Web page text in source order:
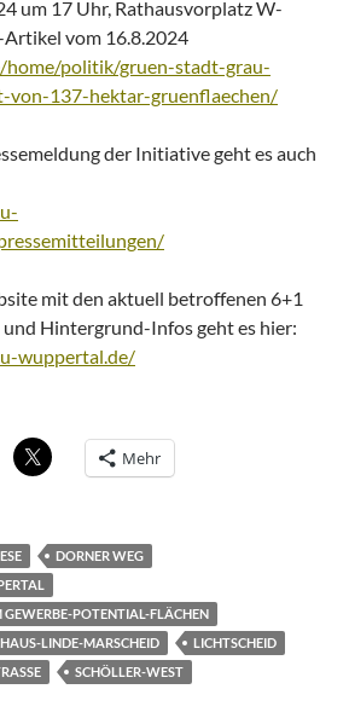
um 17 Uhr, Rathausvorplatz W-
Artikel vom 16.8.2024
politik/gruen-stadt-grau-
von-137-hektar-gruenflaechen/
der Initiative geht es auch
mit den aktuell betroffenen 6+1
und Hintergrund-Infos geht es hier:
wuppertal.de/
Mehr
DORNER WEG
POTENTIAL-FLÄCHEN
LINDE-MARSCHEID
LICHTSCHEID
SCHÖLLER-WEST